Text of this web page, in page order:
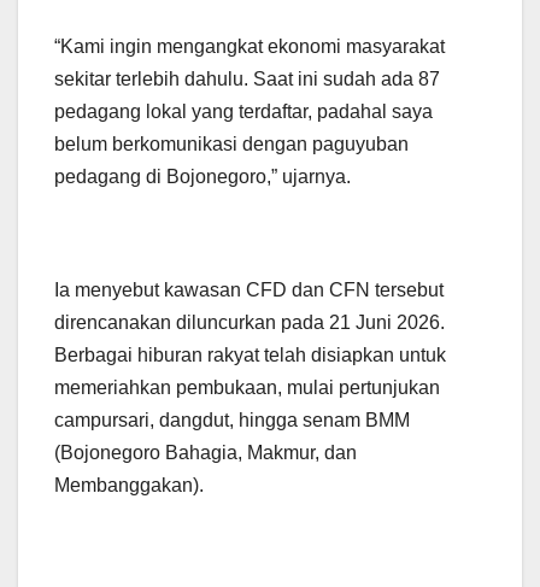
“Kami ingin mengangkat ekonomi masyarakat
sekitar terlebih dahulu. Saat ini sudah ada 87
pedagang lokal yang terdaftar, padahal saya
belum berkomunikasi dengan paguyuban
pedagang di Bojonegoro,” ujarnya.
Ia menyebut kawasan CFD dan CFN tersebut
direncanakan diluncurkan pada 21 Juni 2026.
Berbagai hiburan rakyat telah disiapkan untuk
memeriahkan pembukaan, mulai pertunjukan
campursari, dangdut, hingga senam BMM
(Bojonegoro Bahagia, Makmur, dan
Membanggakan).